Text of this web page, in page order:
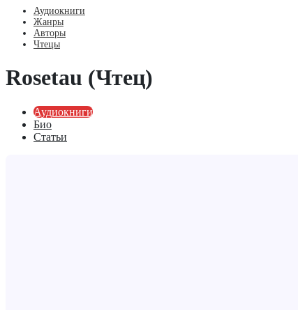
Аудиокниги
Жанры
Авторы
Чтецы
Rosetau (Чтец)
Аудиокниги
Био
Статьи